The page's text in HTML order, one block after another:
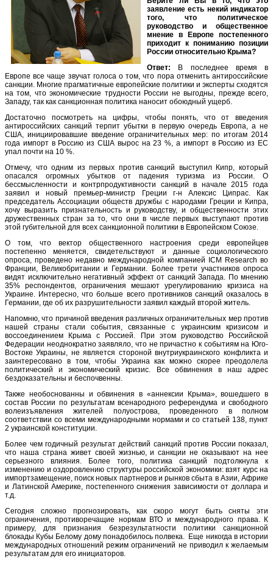
заявление есть некий индикатор
того, что политическое
руководство и общественное
мнение в Европе постепенного
приходит к пониманию позиции
России относительно Крыма?
Ответ: В последнее время в
Европе все чаще звучат голоса о том, что пора отменить антироссийские
санкции. Многие прагматичные европейские политики и эксперты сходятся
на том, что экономические трудности России не выгодны, прежде всего,
Западу, так как санкционная политика наносит обоюдный ущерб.
Достаточно посмотреть на цифры, чтобы понять, что от введения
антироссийских санкций терпит убытки в первую очередь Европа, а не
США, инициировавшие введение ограничительных мер: по итогам 2014
года импорт в Россию из США вырос на 23 %, а импорт в Россию из ЕС
упал почти на 10 %.
Отмечу, что одним из первых против санкций выступил Кипр, который
опасался огромных убытков от падения туризма из России. О
бессмысленности и контрпродуктивности санкций в начале 2015 года
заявил и новый премьер-министр Греции г-н Алексис Ципрас. Как
председатель Ассоциации обществ дружбы с народами Греции и Кипра,
хочу выразить признательность и руководству, и общественности этих
дружественных стран за то, что они в числе первых выступают против
этой губительной для всех санкционной политики в Европейском Союзе.
О том, что вектор общественного настроения среди европейцев
постепенно меняется, свидетельствуют и данные социологического
опроса, проведено недавно международной компанией ICM Research во
Франции, Великобритании и Германии. Более трети участников опроса
видят исключительно негативный эффект от санкций Запада. По мнению
35% респондентов, ограничения мешают урегулированию кризиса на
Украине. Интересно, что больше всего противников санкций оказалось в
Германии, где об их разрушительности заявил каждый второй житель.
Напомню, что причиной введения различных ограничительных мер против
нашей страны стали события, связанные с украинским кризисом и
воссоединением Крыма с Россией. При этом руководство Российской
Федерации неоднократно заявляло, что не причастно к событиям на Юго-
Востоке Украины, не является стороной внутриукраинского конфликта и
заинтересовано в том, чтобы Украина как можно скорее преодолела
политический и экономический кризис. Все обвинения в наш адрес
бездоказательны и беспочвенны.
Также необоснованны и обвинения в «аннексии Крыма», вошедшего в
состав России по результатам всенародного референдума и свободного
волеизъявления жителей полуострова, проведенного в полном
соответствии со всеми международными нормами и со статьей 138, пункт
2 украинской конституции.
Более чем годичный результат действий санкций против России показал,
что наша страна живет своей жизнью, и санкции не оказывают на нее
серьезного влияния. Более того, политика санкций подтолкнула к
изменению и оздоровлению структуры российской экономики: взят курс на
импортзамещение, поиск новых партнеров и рынков сбыта в Азии, Африке
и Латинской Америке, постепенного снижения зависимости от доллара и
т.д.
Сегодня сложно прогнозировать, как скоро могут быть сняты эти
ограничения, противоречащие нормам ВТО и международного права. К
примеру, для признания безрезультатности политики санкционной
блокады Кубы Белому дому понадобилось полвека. Еще никогда в истории
международных отношений режим ограничений не приводил к желаемым
результатам для его инициаторов.